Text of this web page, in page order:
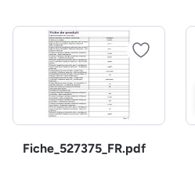
Fiche_527375_FR.pdf